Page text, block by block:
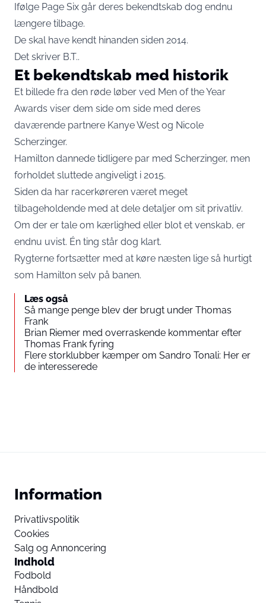
Ifølge Page Six går deres bekendtskab dog endnu
længere tilbage.
De skal have kendt hinanden siden 2014.
Det skriver B.T..
Et bekendtskab med historik
Et billede fra den røde løber ved Men of the Year
Awards viser dem side om side med deres
daværende partnere Kanye West og Nicole
Scherzinger.
Hamilton dannede tidligere par med Scherzinger, men
forholdet sluttede angiveligt i 2015.
Siden da har racerkøreren været meget
tilbageholdende med at dele detaljer om sit privatliv.
Om der er tale om kærlighed eller blot et venskab, er
endnu uvist. Én ting står dog klart.
Rygterne fortsætter med at køre næsten lige så hurtigt
som Hamilton selv på banen.
Læs også
Så mange penge blev der brugt under Thomas
Frank
Brian Riemer med overraskende kommentar efter
Thomas Frank fyring
Flere storklubber kæmper om Sandro Tonali: Her er
de interesserede
Information
Privatlivspolitik
Cookies
Salg og Annoncering
Indhold
Fodbold
Håndbold